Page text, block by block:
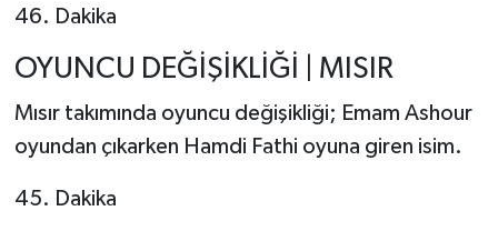
46. Dakika
OYUNCU DEĞİŞİKLİĞİ | MISIR
Mısır takımında oyuncu değişikliği; Emam Ashour
oyundan çıkarken Hamdi Fathi oyuna giren isim.
45. Dakika